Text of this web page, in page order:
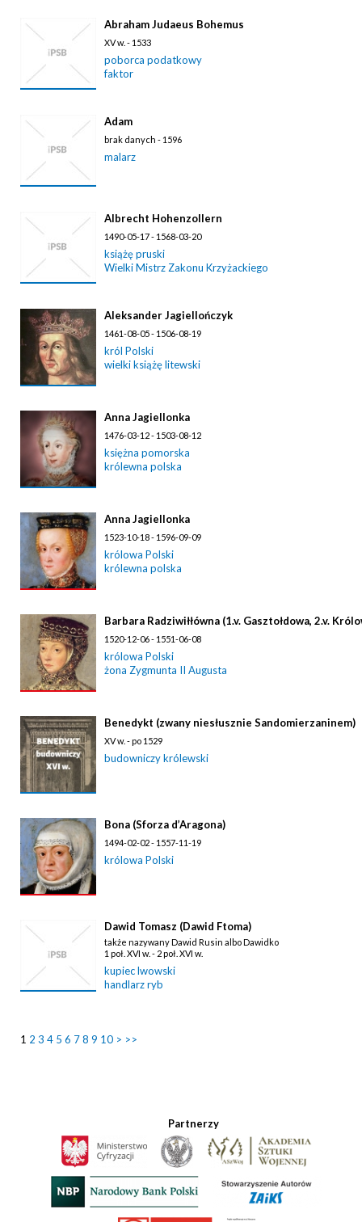
Abraham Judaeus Bohemus
XV w. - 1533
poborca podatkowy
faktor
Adam
brak danych - 1596
malarz
Albrecht Hohenzollern
1490-05-17 - 1568-03-20
książę pruski
Wielki Mistrz Zakonu Krzyżackiego
Aleksander Jagiellończyk
1461-08-05 - 1506-08-19
król Polski
wielki książę litewski
Anna Jagiellonka
1476-03-12 - 1503-08-12
księżna pomorska
królewna polska
Anna Jagiellonka
1523-10-18 - 1596-09-09
królowa Polski
królewna polska
Barbara Radziwiłłówna (1.v. Gasztołdowa, 2.v.
1520-12-06 - 1551-06-08
królowa Polski
żona Zygmunta II Augusta
Benedykt (zwany niesłusznie Sandomierzaninem)
XV w. - po 1529
budowniczy królewski
Bona (Sforza d’Aragona)
1494-02-02 - 1557-11-19
królowa Polski
Dawid Tomasz (Dawid Ftoma)
także nazywany Dawid Rusin albo Dawidko
1 poł. XVI w. - 2 poł. XVI w.
kupiec lwowski
handlarz ryb
1 2 3 4 5 6 78 9 10 > >>
Partnerzy